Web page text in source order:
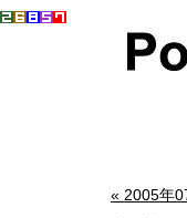
« 2005年